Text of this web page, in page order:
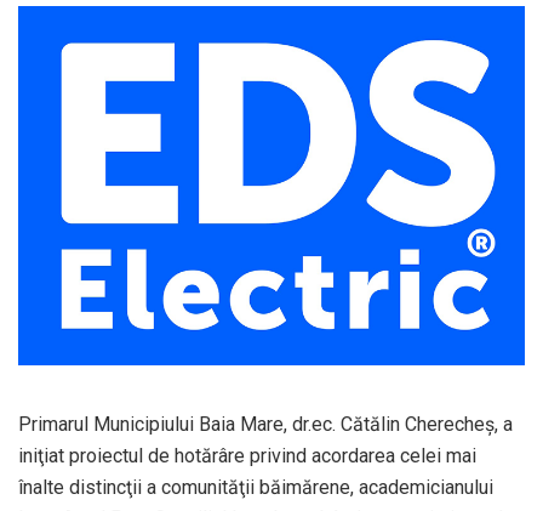
Primarul Municipiului Baia Mare, dr.ec. Cătălin Cherecheş, a
iniţiat proiectul de hotărâre privind acordarea celei mai
înalte distincţii a comunităţii băimărene, academicianului